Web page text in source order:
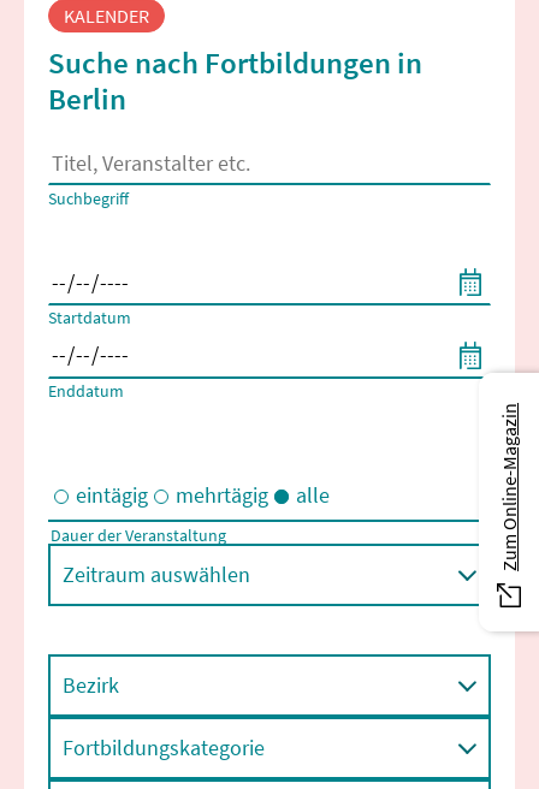
KALENDER
Suche nach Fortbildungen in
Berlin
Es erscheinen Suchvorschläge, wenn mindestens 2 Zeichen
Suchbegriff
Startdatum
Enddatum
Eintägige und/oder mehrtägige Veranstaltungen
eintägig mehrtägig alle
Dauer der Veranstaltung
Zeitraum auswählen
Bezirk
Fortbildungskategorie
Zum Online-Magazin